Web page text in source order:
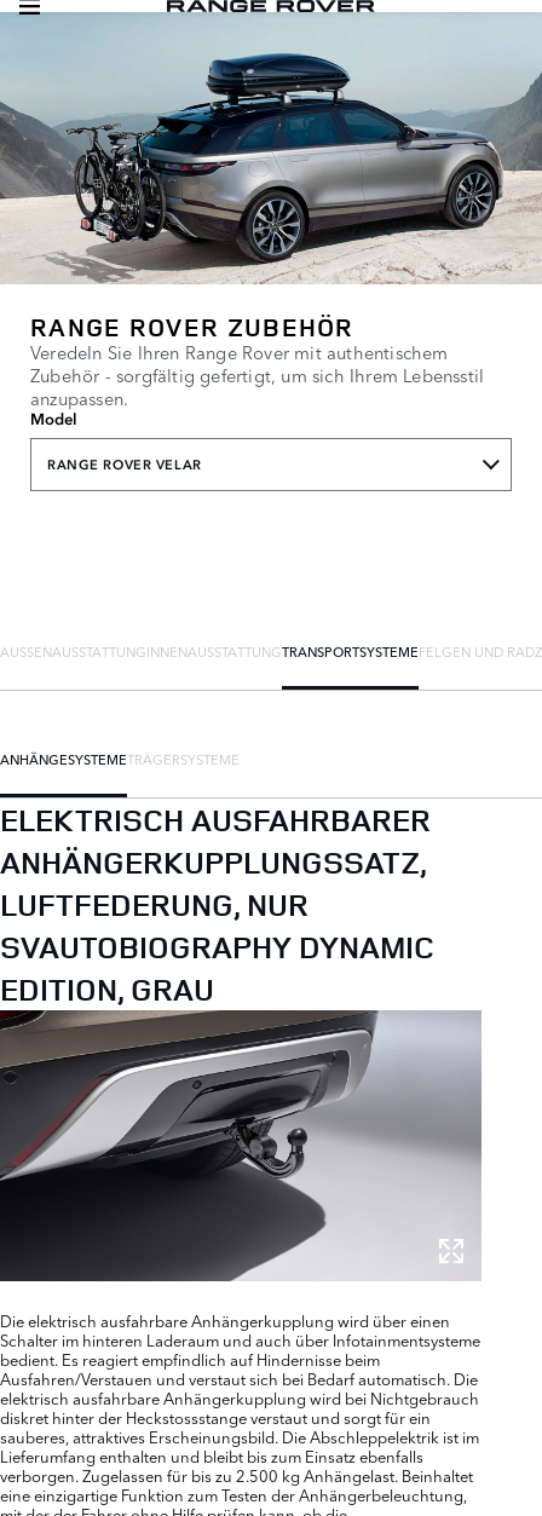
RANGE ROVER ZUBEHÖR
Veredeln Sie Ihren Range Rover mit authentischem
Zubehör - sorgfältig gefertigt, um sich Ihrem Lebensstil
anzupassen.
Model
RANGE ROVER VELAR
AUSSENAUSSTATTUNG INNENAUSSTATTUNGTRANSPORTSYSTEMEFELGEN UND
ANHÄNGESYSTEMETRÄGERSYSTEME
ELEKTRISCH AUSFAHRBARER
ANHÄNGERKUPPLUNGSSATZ,
LUFTFEDERUNG, NUR
SVAUTOBIOGRAPHY DYNAMIC
EDITION, GRAU
Die elektrisch ausfahrbare Anhängerkupplung wird über einen
Schalter im hinteren Laderaum und auch über Infotainmentsysteme
bedient. Es reagiert empfindlich auf Hindernisse beim
Ausfahren/Verstauen und verstaut sich bei Bedarf automatisch. Die
elektrisch ausfahrbare Anhängerkupplung wird bei Nichtgebrauch
diskret hinter der Heckstossstange verstaut und sorgt für ein
sauberes, attraktives Erscheinungsbild. Die Abschleppelektrik ist im
Lieferumfang enthalten und bleibt bis zum Einsatz ebenfalls
verborgen. Zugelassen für bis zu 2.500 kg Anhängelast. Beinhaltet
eine einzigartige Funktion zum Testen der Anhängerbeleuchtung,